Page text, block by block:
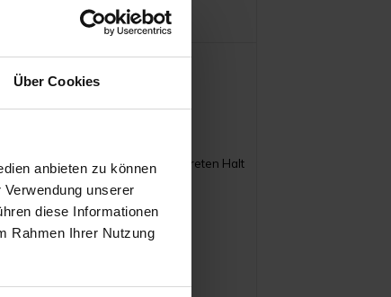
Über Cookies
anbieten zu können
unserer
diese Informationen
Rahmen Ihrer Nutzung
Shirt mit Achselpads für diskreten Halt